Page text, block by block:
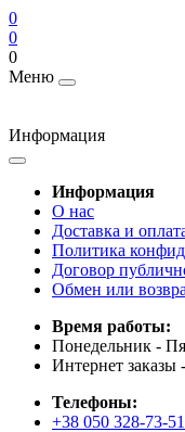
0
0
0
Меню
Информация
Информация
О нас
Доставка и
Политика
Договор
Обмен или
Время работы:
Понедельник -
Интернет заказы
Телефоны:
+38 050 328-73-51